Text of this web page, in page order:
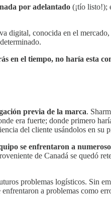
por adelantado (¡tío listo!);
digital, conocida en el
en el tiempo, no haría esta
previa de la marca.
era fuerte; donde primero
del cliente usándolos en su
se enfrentaron a
de Canadá se quedó
problemas logísticos. Sin
a problemas como